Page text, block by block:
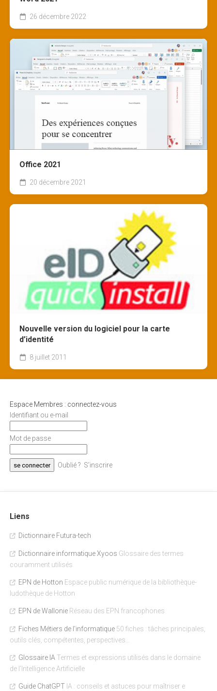
26 décembre 2022
Office 2021
20 décembre 2021
Nouvelle version du logiciel pour la carte
d’identité
8 juillet 2011
Espace Membres : connectez-vous
Identifiant ou e-mail
Mot de passe
Oublié ? S’inscrire
Liens
Dictionnaire Futura-tech
Dictionnaire informatique Xyoos Glossaire des termes
couramment utilisés
EPN de Hotton Espace public numérique de la bibliothèque-
ludothèque de Hotton
EPN de Wallonie Réseau des EPN francophones
Fiches Métiers de l'informatique 50 fiches : tâches principales,
outils clés, compétentes, perspectives…
Glossaire IA Termes et expressions utilisés dans le domaine
de l’Intelligence Artificielle
Guide ChatGPT IA : conseils et astuces pour maîtriser e